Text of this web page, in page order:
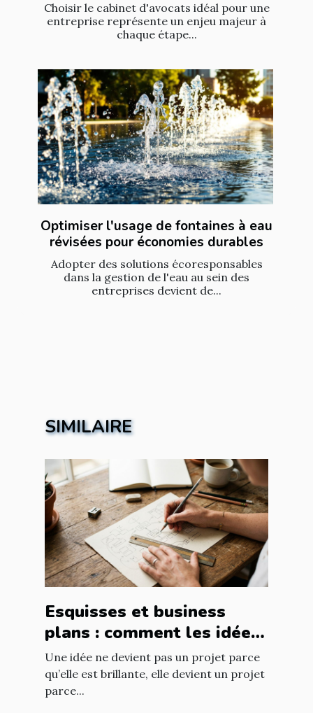
Choisir le cabinet d'avocats idéal pour une
entreprise représente un enjeu majeur à
chaque étape...
Optimiser l'usage de fontaines à eau
révisées pour économies durables
Adopter des solutions écoresponsables
dans la gestion de l'eau au sein des
entreprises devient de...
SIMILAIRE
Esquisses et business
plans : comment les idées
prennent forme
Une idée ne devient pas un projet parce
qu’elle est brillante, elle devient un projet
parce...